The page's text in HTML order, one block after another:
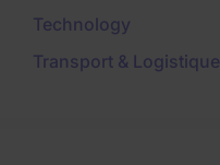
Technology
Transport & Logistique